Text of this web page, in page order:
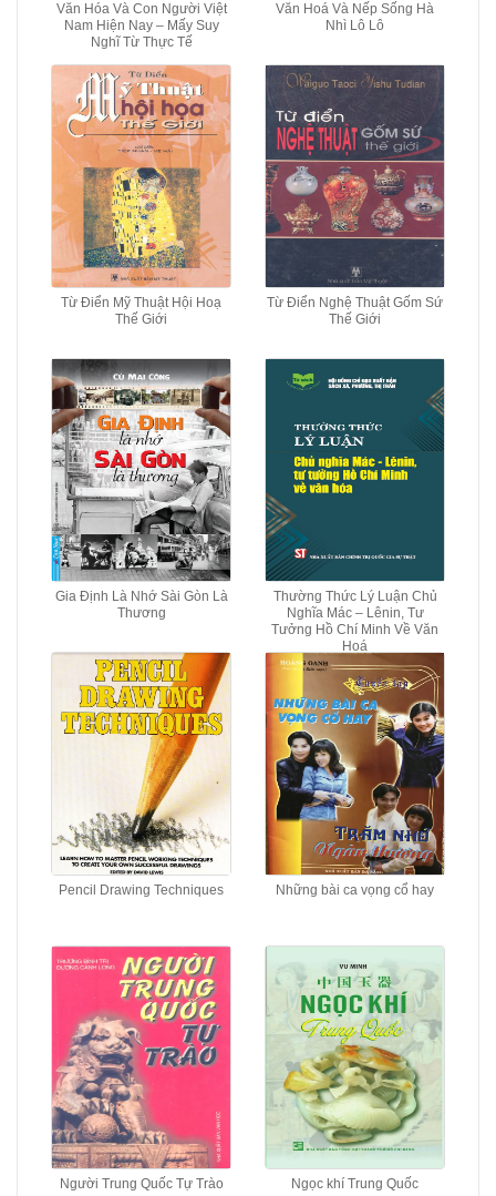
Văn Hóa Và Con Người Việt
Nam Hiện Nay – Mấy Suy
Nghĩ Từ Thực Tế
Văn Hoá Và Nếp Sống Hà
Nhì Lô Lô
Từ Điển Mỹ Thuật Hội Hoạ
Thế Giới
Từ Điển Nghệ Thuật Gốm Sứ
Thế Giới
Gia Định Là Nhớ Sài Gòn Là
Thương
Thường Thức Lý Luận Chủ
Nghĩa Mác – Lênin, Tư
Tưởng Hồ Chí Minh Về Văn
Hoá
Pencil Drawing Techniques Những bài ca vọng cổ hay
Người Trung Quốc Tự Trào Ngọc khí Trung Quốc